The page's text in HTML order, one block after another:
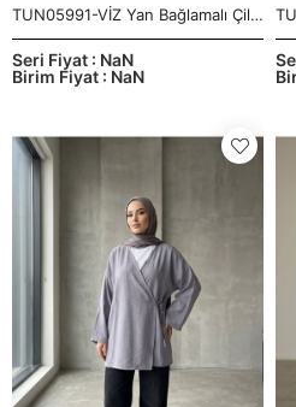
TUN05991-VİZ Yan Bağlamalı Çilek Tunik-Vizon
Birim Fiyat : NaN
Seri Fiyat : NaN